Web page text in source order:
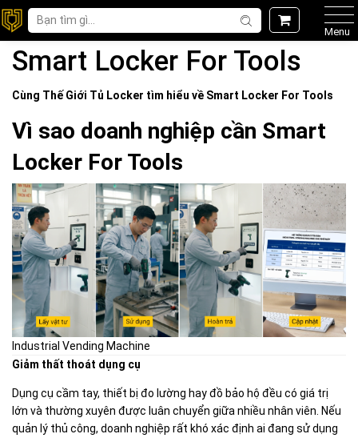
Menu
Smart Locker For Tools
Cùng Thế Giới Tủ Locker tìm hiểu về Smart Locker For Tools
Vì sao doanh nghiệp cần Smart
Locker For Tools
Industrial Vending Machine
Giảm thất thoát dụng cụ
Dụng cụ cầm tay, thiết bị đo lường hay đồ bảo hộ đều có giá trị
lớn và thường xuyên được luân chuyển giữa nhiều nhân viên. Nếu
quản lý thủ công, doanh nghiệp rất khó xác định ai đang sử dụng